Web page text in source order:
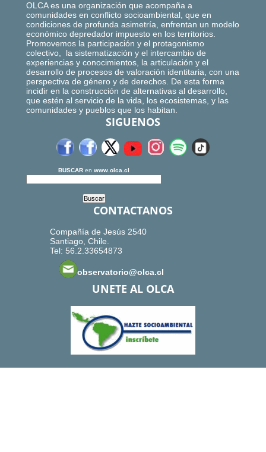
OLCA es una organización que acompaña a
comunidades en conflicto socioambiental, que en
condiciones de profunda asimetría, enfrentan un modelo
económico depredador impuesto en los territorios.
Promovemos la participación y el protagonismo
colectivo, la sistematización y el intercambio de
experiencias y conocimientos, la articulación y el
desarrollo de procesos de valoración identitaria, con una
perspectiva de género y de derechos. De esta forma
incidir en la construcción de alternativas al desarrollo,
que estén al servicio de la vida, los ecosistemas, y las
comunidades y pueblos que los habitan.
SIGUENOS
BUSCAR en www.olca.cl
CONTACTANOS
Compañía de Jesús 2540
Santiago, Chile.
Tel: 56.2.33654873
observatorio@olca.cl
UNETE AL OLCA